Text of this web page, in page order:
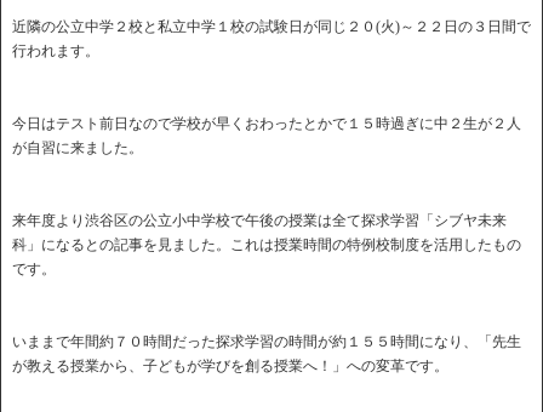
近隣の公立中学２校と私立中学１校の試験日が同じ２０(火)～２２日の３日間で
行われます。
今日はテスト前日なので学校が早くおわったとかで１５時過ぎに中２生が２人
が自習に来ました。
来年度より渋谷区の公立小中学校で午後の授業は全て探求学習「シブヤ未来
科」になるとの記事を見ました。これは授業時間の特例校制度を活用したもの
です。
いままで年間約７０時間だった探求学習の時間が約１５５時間になり、「先生
が教える授業から、子どもが学びを創る授業へ！」への変革です。